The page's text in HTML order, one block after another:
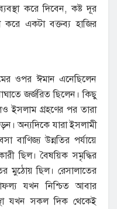
করে দিবেন, কষ্ট দূর
করে একটা বক্তব্য হাজির
ওপর ঈমান এনেছিলেন
জর্জরিত ছিলেন। কিছু
ইসলাম গ্রহণের পর তারা
অন্যদিকে যারা ইসলামী
বাণিজ্য উন্নতির পর্যায়ে
ছিল। বৈষয়িক সমৃদ্ধির
মুঠোয় ছিল। রেসালাতের
যখন নিশ্চিত আবার
যখন সকল দিক থেকেই